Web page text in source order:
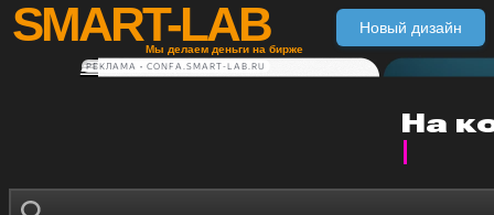
SMART-LAB
Мы делаем деньги на бирже
Новый дизайн
РЕКЛАМА • CONFA.SMART-LAB.RU